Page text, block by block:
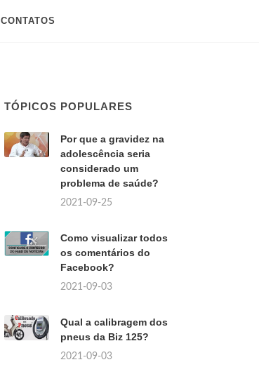
CONTATOS
TÓPICOS POPULARES
Por que a gravidez na
adolescência seria
considerado um
problema de saúde?
2021-09-25
Como visualizar todos
os comentários do
Facebook?
2021-09-03
Qual a calibragem dos
pneus da Biz 125?
2021-09-03